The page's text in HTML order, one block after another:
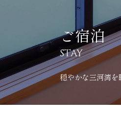
ご宿泊
STAY
穏やかな三河湾を